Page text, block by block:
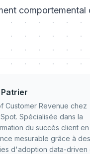
comportemental
Patrier
Customer Revenue chez
Spécialisée dans la
du succès client en
mesurable grâce à des
d'adoption data-driven